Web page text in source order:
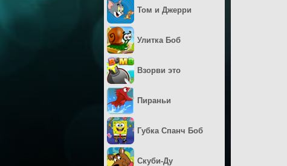
Том и Джерри
Улитка Боб
Взорви это
Пираньи
Губка Спанч Боб
Скуби-Ду